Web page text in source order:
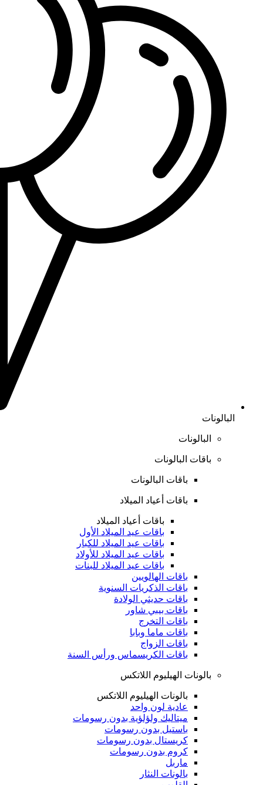
البالونات
البالونات
باقات البالونات
باقات البالونات
باقات أعياد الميلاد
باقات أعياد الميلاد
باقات عيد الميلاد الأول
باقات عيد الميلاد للكبار
باقات عيد الميلاد للأولاد
باقات عيد الميلاد للبنات
باقات الهالويين
باقات الذكريات السنوية
باقات حديثي الولادة
باقات بيبي شاور
باقات التخرج
باقات ماما وبابا
باقات الزواج
باقات الكريسماس ورأس السنة
بالونات الهيليوم اللاتكس
بالونات الهيليوم اللاتكس
عادية لون واحد
ميتاليك ولؤلؤية بدون رسومات
باستيل بدون رسومات
كريستال بدون رسومات
كروم بدون رسومات
ماربل
بالونات النثار